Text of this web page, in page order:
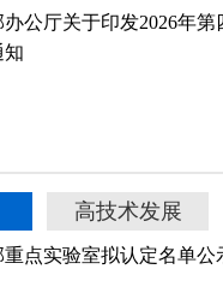
公厅关于印发2026年
知
高技术发展
点实验室拟认定名单公